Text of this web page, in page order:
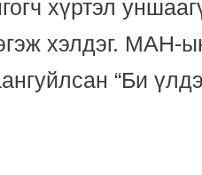
хүртэл
хэлдэг. МАН-
“Би